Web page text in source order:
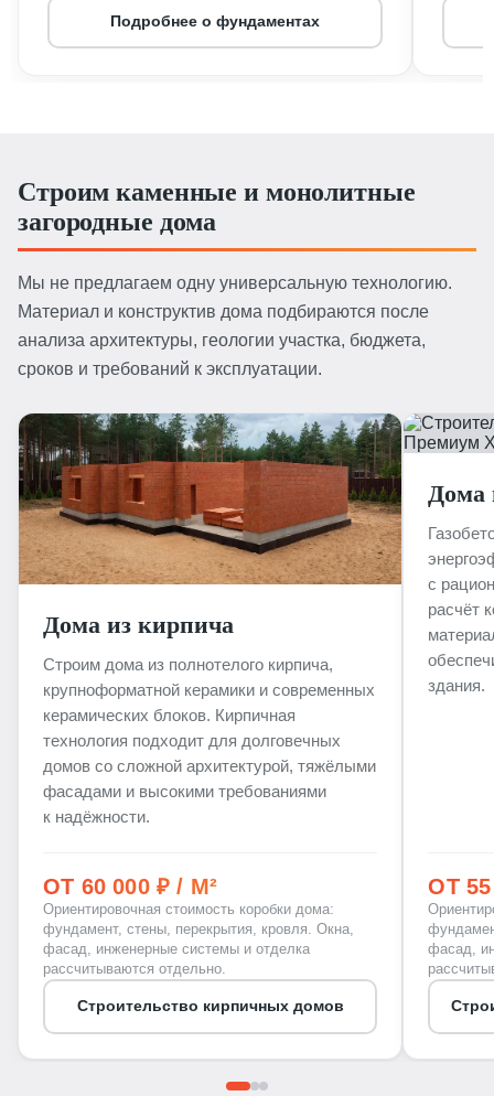
Подробнее о фундаментах
Строим каменные и монолитные
загородные дома
Мы не предлагаем одну универсальную технологию.
Материал и конструктив дома подбираются после
анализа архитектуры, геологии участка, бюджета,
сроков и требований к эксплуатации.
Дома из кирпича
Строим дома из полнотелого кирпича,
крупноформатной керамики и современных
керамических блоков. Кирпичная
технология подходит для долговечных
домов со сложной архитектурой, тяжёлыми
фасадами и высокими требованиями
к надёжности.
ОТ 60 000 ₽ / М²
Ориентировочная стоимость коробки дома:
фундамент, стены, перекрытия, кровля. Окна,
фасад, инженерные системы и отделка
рассчитываются отдельно.
Строительство кирпичных домов
Дома
с
расчёт
здания.
ОТ 55
фасад,